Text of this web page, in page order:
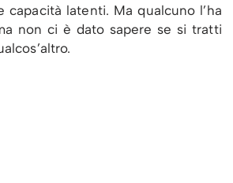
capacità latenti. Ma qualcuno l’ha
non ci è dato sapere se si tratti